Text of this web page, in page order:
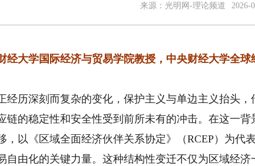
来源： 光明网-理论频道 2026-
经大学国际经济与贸易学院教授，中央财经大学全球
历深刻而复杂的变化，保护主义与单边主义抬头，
链的稳定性和安全性受到前所未有的冲击。在这一背
，以《区域全面经济伙伴关系协定》（RCEP）为代
自由化的关键力量。这种结构性变迁不仅为区域经济